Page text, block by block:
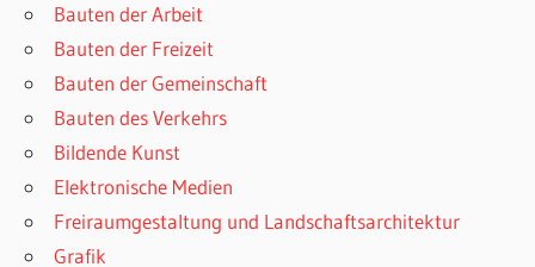
Bauten der Arbeit
Bauten der Freizeit
Bauten der Gemeinschaft
Bauten des Verkehrs
Bildende Kunst
Elektronische Medien
Freiraumgestaltung und Landschaftsarchitektur
Grafik